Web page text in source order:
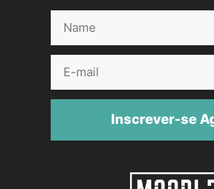
mail
Inscrever-se